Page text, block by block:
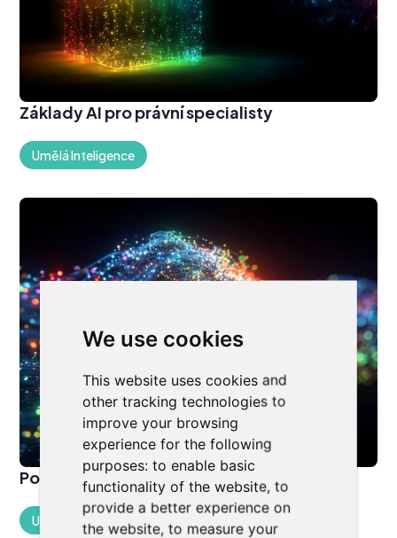
We use cookies
This website uses cookies and
other tracking technologies to
improve your browsing
experience for the following
purposes: to enable basic
functionality of the website, to
provide a better experience on
the website, to measure your
Základy AI pro právní specialisty
Umělá Inteligence
Pokročilá AI pro právní specialisty
Umělá Inteligence